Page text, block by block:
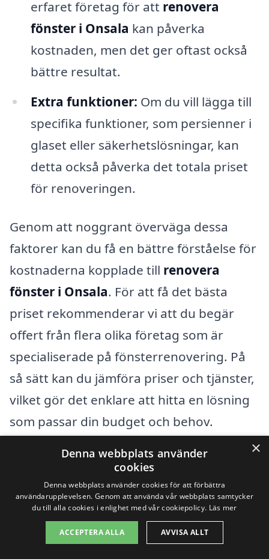
erfaret företag för att renovera
fönster i Onsala kan påverka
kostnaden, men det ger oftast också
bättre resultat.
Extra funktioner: Om du vill lägga till
specifika funktioner, som persienner i
glaset eller säkerhetslösningar, kan
detta också påverka det totala priset
för renoveringen.
Genom att noggrant överväga dessa
faktorer kan du få en bättre förståelse för
kostnaderna kopplade till renovera
fönster i Onsala. För att få det bästa
priset rekommenderar vi att du begär
offert från flera olika företag som är
specialiserade på fönsterrenovering. På
så sätt kan du jämföra priser och tjänster,
vilket gör det enklare att hitta en lösning
som passar din budget och behov.
Besök gärna vår plattform påxn--
renovera-fnster-pris-dbc.seför att få
kontakt med pålitliga hantverkare i ditt
område. Vi gör det enkelt för dig att få
tillgång till flera erbjudanden för att
×
Denna webbplats använder
cookies
Denna webbplats använder cookies för att förbättra
användarupplevelsen. Genom att använda vår webbplats samtycker
du till alla cookies i enlighet med vår cookiepolicy. Läs mer
ACCEPTERA ALLA AVVISA ALLT